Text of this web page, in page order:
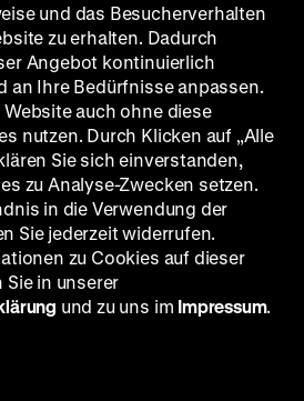
später sucht Manfred Behrens
in ihrem Zuhause auf,
ihnen und konfrontiert sie mit
klassisch gewordenen
seit jeher der populären Musik
Darbietung, wenngleich es zu
gereicht hat. Ein bisschen
sie an, während ihr Leben
Finger einer Hand rinnt,
gibt uns dieser Film ein
Leben gelebt wird: seine
Diese jugendlichen
denen einige auch heute noch
atmen, gehören zu jenen
denen der Dichter sagt, dass sie
Kleinigkeit nehmen im immer
und das Besucherverhalten
zu erhalten. Dadurch
Angebot kontinuierlich
an Ihre Bedürfnisse anpassen.
auch ohne diese
nutzen. Durch Klicken auf „Alle
Sie sich einverstanden,
zu Analyse-Zwecken setzen.
in die Verwendung der
Sie jederzeit widerrufen.
zu Cookies auf dieser
in unserer
und zu uns im Impressum.